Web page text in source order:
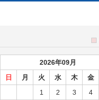
2026年09月
日
月 火 水 木 金
1
2 3 4